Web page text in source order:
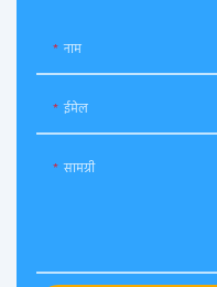
नाम
ईमेल
सामग्री